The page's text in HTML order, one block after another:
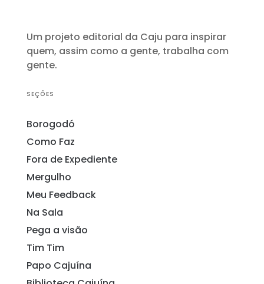
Um projeto editorial da Caju para inspirar
quem, assim como a gente, trabalha com
gente.
SEÇÕES
Borogodó
Como Faz
Fora de Expediente
Mergulho
Meu Feedback
Na Sala
Pega a visão
Tim Tim
Papo Cajuína